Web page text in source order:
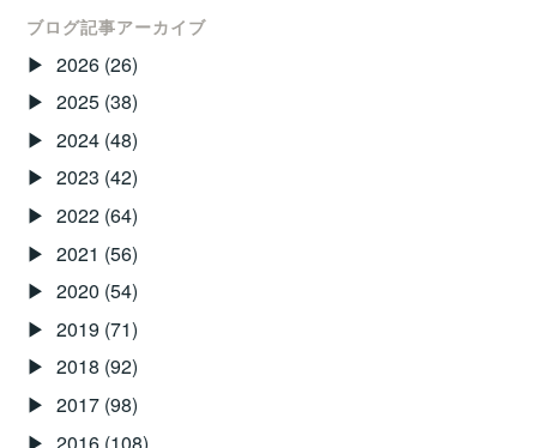
め
と
う
ご
ざ
い
す！！
ブログ記事アーカイブ
2026 (26)
2025 (38)
2024 (48)
2023 (42)
2022 (64)
2021 (56)
2020 (54)
2019 (71)
2018 (92)
2017 (98)
2016 (108)